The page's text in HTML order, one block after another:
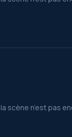
scène n’est pas